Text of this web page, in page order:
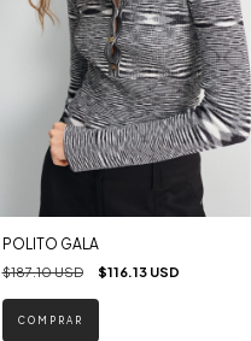
POLITO GALA
$187.10 USD $116.13 USD
COMPRAR